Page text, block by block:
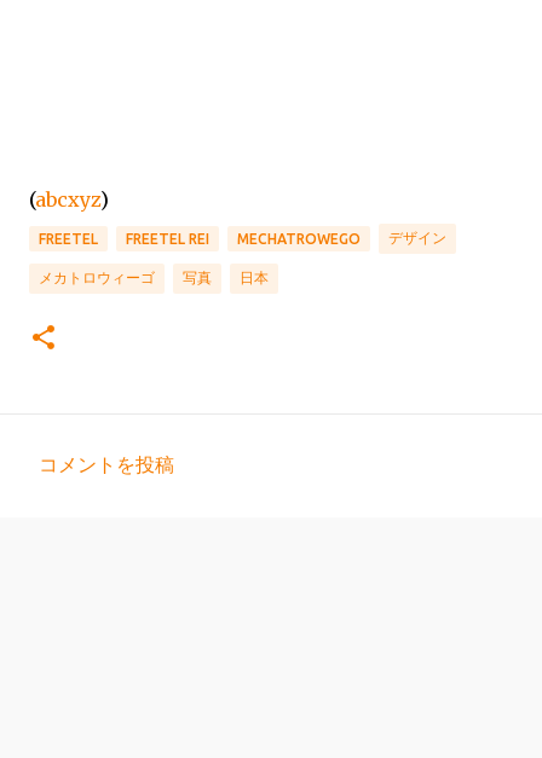
(abcxyz)
FREETEL FREETEL REI MECHATROWEGO デザイン
メカトロウィーゴ 写真 日本
コメントを投稿